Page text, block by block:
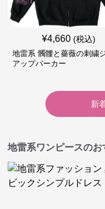
¥4,660 (税込)
地雷系 髑髏と薔薇の刺繍
アップパーカー
新
地雷系ワンピースのお